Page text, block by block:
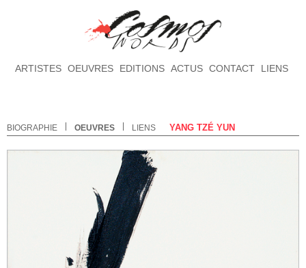
ARTISTES OEUVRES EDITIONS ACTUS CONTACT LIENS
BIOGRAPHIE OEUVRES LIENS YANG TZÉ YUN